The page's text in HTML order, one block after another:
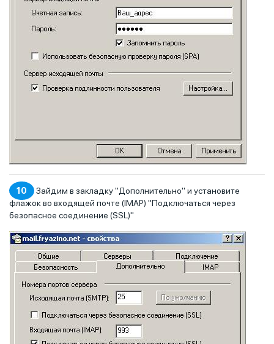
10
Зайдим в закладку "Дополнительно" и установите
флажок во входящей почте (IMAP) "Подключаться через
безопасное соединение (SSL)"